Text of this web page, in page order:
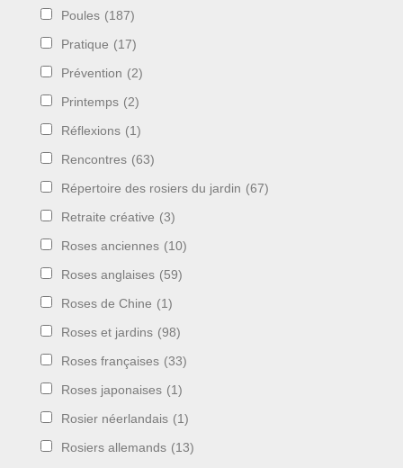
Poules (187)
Pratique (17)
Prévention (2)
Printemps (2)
Réflexions (1)
Rencontres (63)
Répertoire des rosiers du jardin (67)
Retraite créative (3)
Roses anciennes (10)
Roses anglaises (59)
Roses de Chine (1)
Roses et jardins (98)
Roses françaises (33)
Roses japonaises (1)
Rosier néerlandais (1)
Rosiers allemands (13)